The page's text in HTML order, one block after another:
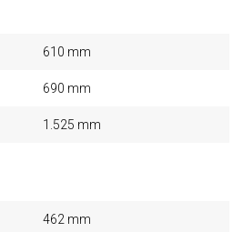
610 mm
690 mm
1.525 mm
462 mm